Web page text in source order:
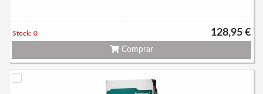
128,95 €
Stock: 0
Comprar